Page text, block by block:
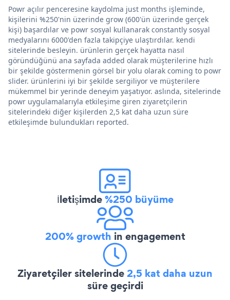
Powr açılır penceresine kaydolma just months işleminde,
kişilerini %250'nin üzerinde grow (600'ün üzerinde gerçek
kişi) başardılar ve powr sosyal kullanarak constantly sosyal
medyalarını 6000'den fazla takipçiye ulaştırdılar. kendi
sitelerinde besleyin. ürünlerin gerçek hayatta nasıl
göründüğünü ana sayfada added olarak müşterilerine hızlı
bir şekilde göstermenin görsel bir yolu olarak coming to powr
slider. ürünlerini iyi bir şekilde sergiliyor ve müşterilere
mükemmel bir yerinde deneyim yaşatıyor. aslında, sitelerinde
powr uygulamalarıyla etkileşime giren ziyaretçilerin
sitelerindeki diğer kişilerden 2,5 kat daha uzun süre
etkileşimde bulundukları reported.
İletişimde%250 büyüme
200% growth in engagement
Ziyaretçiler sitelerinde2,5 kat daha uzun
süre geçirdi